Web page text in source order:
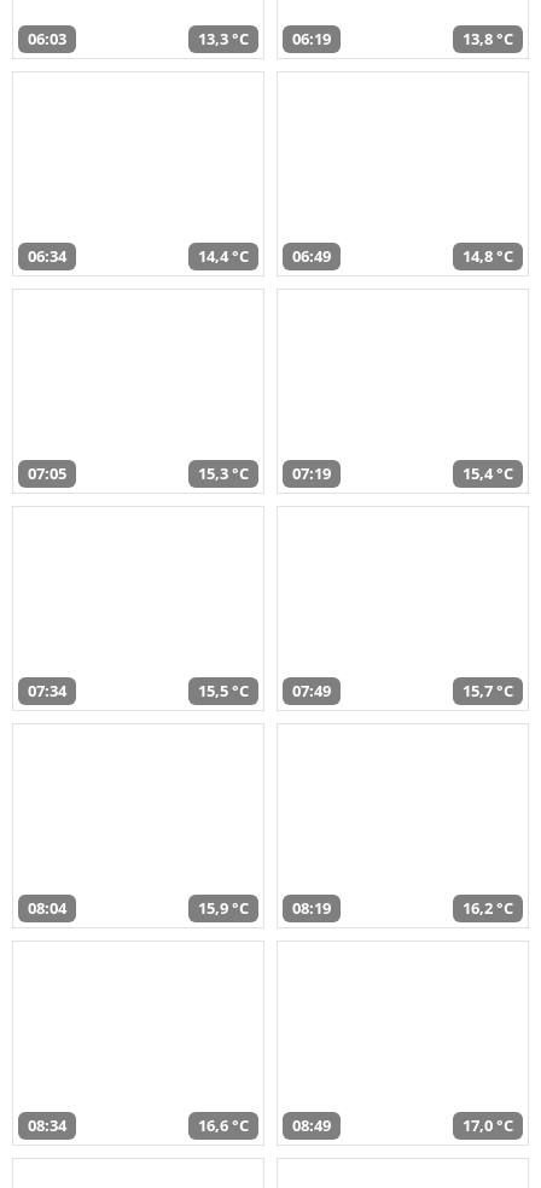
06:03 13,3 °C 06:19 13,8 °C
06:34 14,4 °C 06:49 14,8 °C
07:05 15,3 °C 07:19 15,4 °C
07:34 15,5 °C 07:49 15,7 °C
08:04 15,9 °C 08:19 16,2 °C
08:34 16,6 °C 08:49 17,0 °C